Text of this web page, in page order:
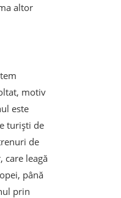
altor
motiv
este
turiști de
de
care leagă
până
prin